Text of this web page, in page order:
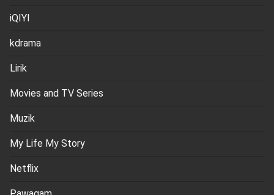
iQIYI
kdrama
Lirik
Movies and TV Series
Muzik
My Life My Story
Netflix